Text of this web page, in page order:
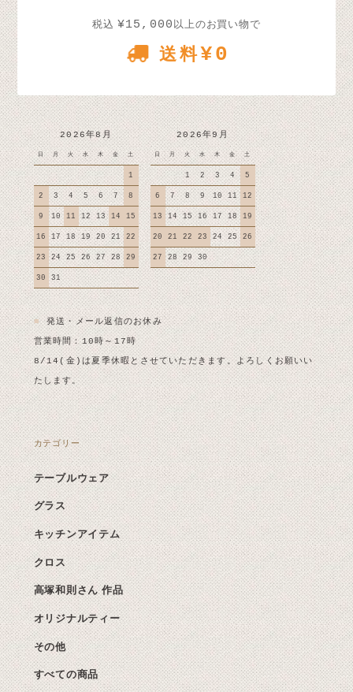
税込 ¥15,000 以上のお買い物で
送料¥0
2026年8月
日 月 火 水 木 金 土
1
2 3 4 5 6 7 8
9 10 11 12 13 14 15
16 17 18 19 20 21 22
23 24 25 26 27 28 29
30 31
2026年9月
日 月 火 水 木 金 土
1 2 3 4 5
6 7 8 9 10 11 12
13 14 15 16 17 18 19
20 21 22 23 24 25 26
27 28 29 30
■発送・メール返信のお休み
営業時間：10時～17時
8/14(金)は夏季休暇とさせていただきます。よろしくお願いい
たします。
カテゴリー
テーブルウェア
グラス
キッチンアイテム
クロス
高塚和則さん 作品
オリジナルティー
その他
すべての商品